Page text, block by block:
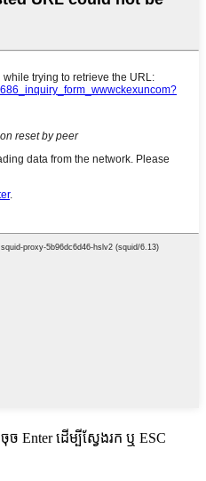
ចុច Enter ដើម្បីស្វែងរក ឬ ESC